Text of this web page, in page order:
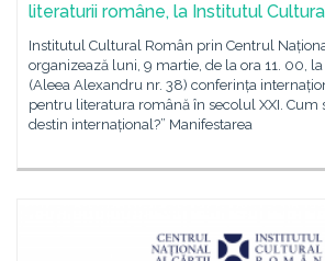
literaturii române, la Institutul
Institutul Cultural Român prin Centrul
organizează luni, 9 martie, de la ora 11. 00, la
(Aleea Alexandru nr. 38) conferința
pentru literatura română în secolul XXI. Cum
destin internațional?” Manifestarea